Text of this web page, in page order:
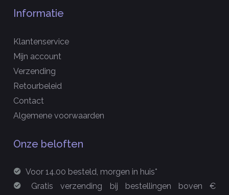
Informatie
Klantenservice
Mijn account
Verzending
Retourbeleid
Contact
Algemene voorwaarden
Onze beloften
Voor 14.00 besteld, morgen in huis*
Gratis verzending bij bestellingen boven €